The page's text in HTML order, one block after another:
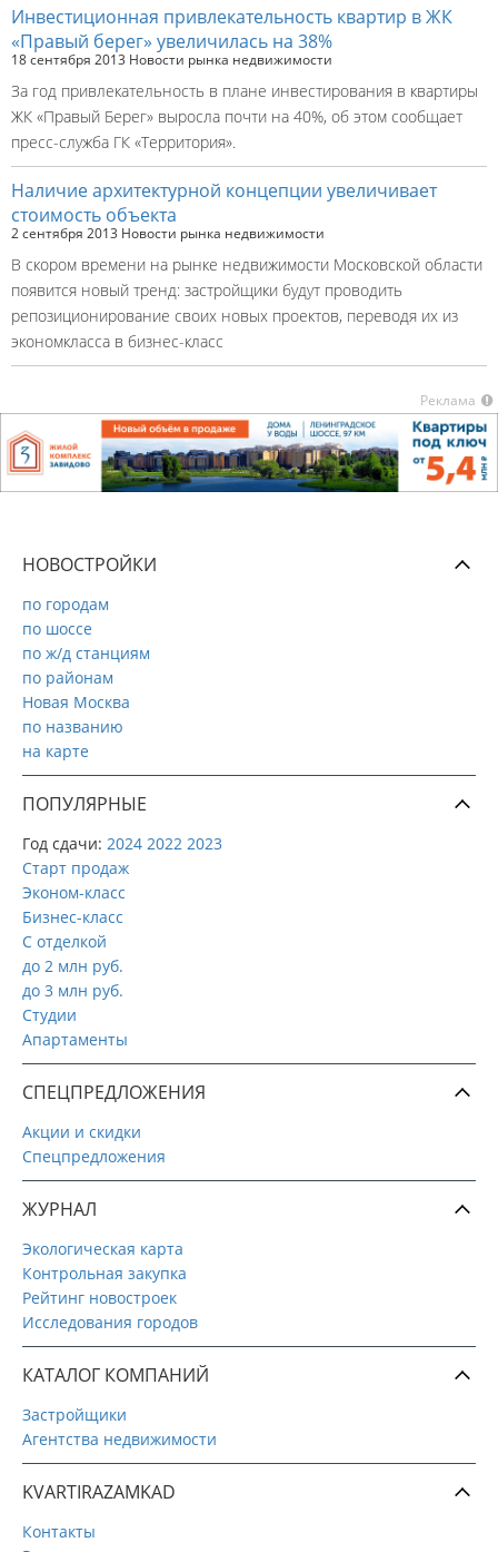
Инвестиционная привлекательность квартир в ЖК
«Правый берег» увеличилась на 38%
18 сентября 2013 Новости рынка недвижимости
За год привлекательность в плане инвестирования в квартиры
ЖК «Правый Берег» выросла почти на 40%, об этом сообщает
пресс-служба ГК «Территория».
Наличие архитектурной концепции увеличивает
стоимость объекта
2 сентября 2013 Новости рынка недвижимости
В скором времени на рынке недвижимости Московской области
появится новый тренд: застройщики будут проводить
репозиционирование своих новых проектов, переводя их из
экономкласса в бизнес-класс
Реклама
НОВОСТРОЙКИ
по городам
по шоссе
по ж/д станциям
по районам
Новая Москва
по названию
на карте
ПОПУЛЯРНЫЕ
Год сдачи: 2024 2022 2023
Старт продаж
Эконом-класс
Бизнес-класс
С отделкой
до 2 млн руб.
до 3 млн руб.
Студии
Апартаменты
СПЕЦПРЕДЛОЖЕНИЯ
Акции и скидки
Спецпредложения
ЖУРНАЛ
Экологическая карта
Контрольная закупка
Рейтинг новостроек
Исследования городов
КАТАЛОГ КОМПАНИЙ
Застройщики
Агентства недвижимости
KVARTIRAZAMKAD
Контакты